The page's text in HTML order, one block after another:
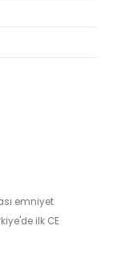
emniyet
ilk CE